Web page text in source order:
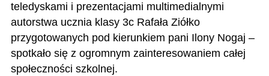
teledyskami i prezentacjami multimedialnymi
autorstwa ucznia klasy 3c Rafała Ziółko
przygotowanych pod kierunkiem pani Ilony Nogaj –
spotkało się z ogromnym zainteresowaniem całej
społeczności szkolnej.